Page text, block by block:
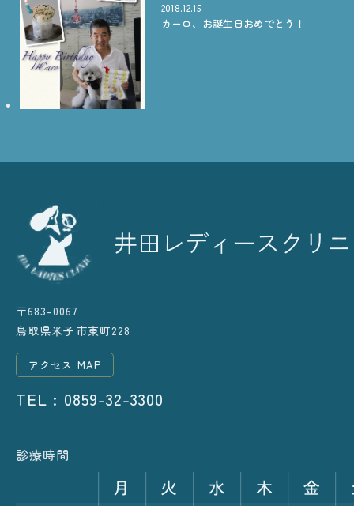
2018.12.15
カーロ、お誕生日おめでとう！
〒683-0067
鳥取県米子市東町228
アクセス MAP
TEL : 0859-32-3300
診療時間